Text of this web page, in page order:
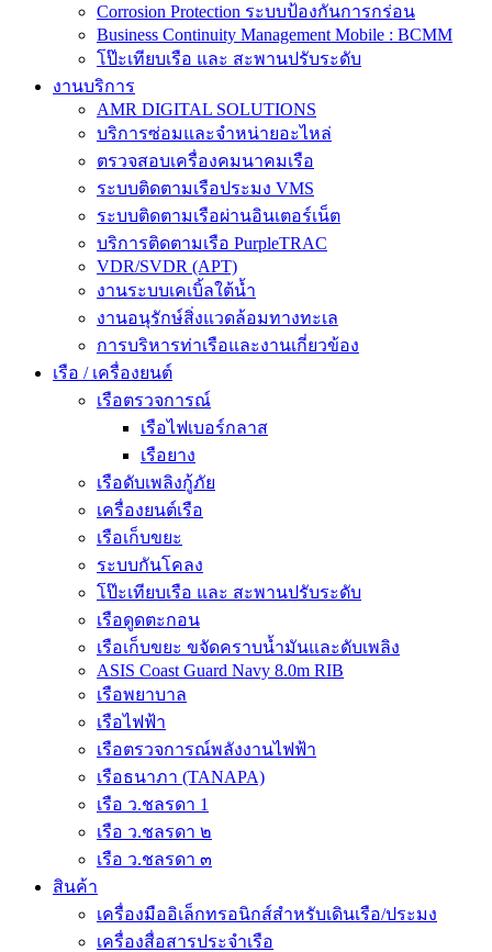
Corrosion Protection ระบบป้องกันการกร่อน
Business Continuity Management Mobile : BCMM
โป๊ะเทียบเรือ และ สะพานปรับระดับ
งานบริการ
AMR DIGITAL SOLUTIONS
บริการซ่อมและจำหน่ายอะไหล่
ตรวจสอบเครื่องคมนาคมเรือ
ระบบติดตามเรือประมง VMS
ระบบติดตามเรือผ่านอินเตอร์เน็ต
บริการติดตามเรือ PurpleTRAC
VDR/SVDR (APT)
งานระบบเคเบิ้ลใต้น้ำ
งานอนุรักษ์สิ่งแวดล้อมทางทะเล
การบริหารท่าเรือและงานเกี่ยวข้อง
เรือ / เครื่องยนต์
เรือตรวจการณ์
เรือไฟเบอร์กลาส
เรือยาง
เรือดับเพลิงกู้ภัย
เครื่องยนต์เรือ
เรือเก็บขยะ
ระบบกันโคลง
โป๊ะเทียบเรือ และ สะพานปรับระดับ
เรือดูดตะกอน
เรือเก็บขยะ ขจัดคราบน้ำมันและดับเพลิง
ASIS Coast Guard Navy 8.0m RIB
เรือพยาบาล
เรือไฟฟ้า
เรือตรวจการณ์พลังงานไฟฟ้า
เรือธนาภา (TANAPA)
เรือ ว.ชลรดา 1
เรือ ว.ชลรดา ๒
เรือ ว.ชลรดา ๓
สินค้า
เครื่องมืออิเล็กทรอนิกส์สำหรับเดินเรือ/ประมง
เครื่องสื่อสารประจำเรือ